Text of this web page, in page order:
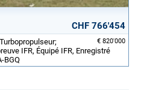
CHF 766'454
€ 820'000
IFR, Équipé IFR, Enregistré
BGQ